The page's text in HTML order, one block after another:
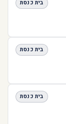
בית כנסת
בית כנסת
בית כנסת